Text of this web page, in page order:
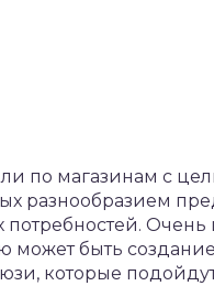
по магазинам с
разнообразием
быть
которые